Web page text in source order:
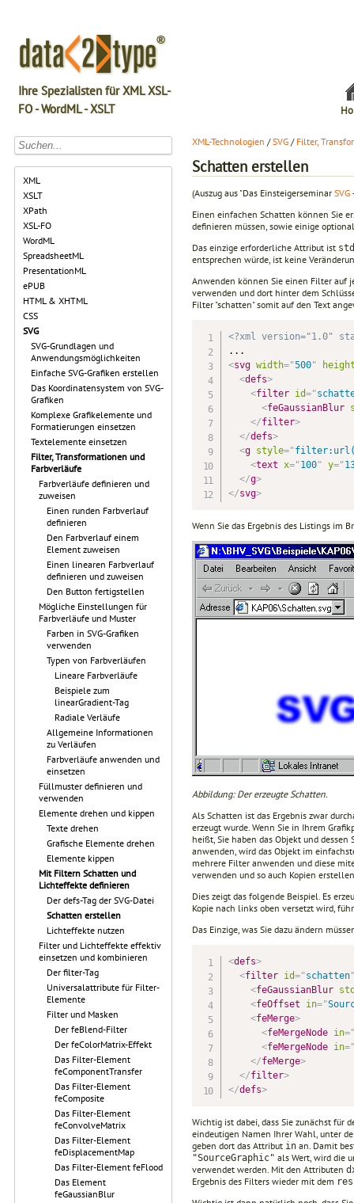
Ihre Spezialisten für XML XSL-
FO - WordML - XSLT
XML
XSLT
XPath
XSL-FO
WordML
SpreadsheetML
PresentationML
ePUB
HTML & XHTML
CSS
SVG
SVG-Grundlagen und
Anwendungsmöglichkeiten
Einfache SVG-Grafiken erstellen
Das Koordinatensystem von SVG-
Grafiken
Komplexe Grafikelemente und
Formatierungen einsetzen
Textelemente einsetzen
Filter, Transformationen und
Farbverläufe
Farbverläufe definieren und
zuweisen
Einen runden Farbverlauf
definieren
Den Farbverlauf einem
Element zuweisen
Einen linearen Farbverlauf
definieren und zuweisen
Den Button fertigstellen
Mögliche Einstellungen für
Farbverläufe und Muster
Farben in SVG-Grafiken
verwenden
Typen von Farbverläufen
Lineare Farbverläufe
Beispiele zum
linearGradient-Tag
Radiale Verläufe
Allgemeine Informationen
zu Verläufen
Farbverläufe anwenden und
einsetzen
Füllmuster definieren und
verwenden
Elemente drehen und kippen
Texte drehen
Grafische Elemente drehen
Elemente kippen
Mit Filtern Schatten und
Lichteffekte definieren
Der defs-Tag der SVG-Datei
Schatten erstellen
Lichteffekte nutzen
Filter und Lichteffekte effektiv
einsetzen und kombinieren
Der filter-Tag
Universalattribute für Filter-
Elemente
Filter und Masken
Der feBlend-Filter
Der feColorMatrix-Effekt
Das Filter-Element
feComponentTransfer
Das Filter-Element
feComposite
Das Filter-Element
feConvolveMatrix
Das Filter-Element
feDisplacementMap
Das Filter-Element feFlood
Das Element
feGaussianBlur
XML-Technologien /SVG / Filter,
Schatten erstellen
(Auszug aus "Das Einsteigerseminar SVG
Einen einfachen Schatten können Sie
definieren müssen, sowie einige
Das einzige erforderliche Attribut ist
entsprechen würde, ist keine
Anwenden können Sie einen Filter auf
verwenden und dort hinter dem
Filter "schatten" somit auf den Text
<?xml version="1.0"
<svg width="500"
<defs>
<filter id="
<feGaussianBlur
</filter>
</defs>
<g style="
<text x="100" y="
</g>
</svg>
Wenn Sie das Ergebnis des Listings im
Abbildung: Der erzeugte Schatten.
Als Schatten ist das Ergebnis zwar
erzeugt wurde. Wenn Sie in Ihrem
heißt, Sie haben das Objekt und
anwenden, wird das Objekt im
mehrere Filter anwenden und diese
verwenden und so auch Kopien
Dies zeigt das folgende Beispiel. Es
Kopie nach links oben versetzt wird,
Das Einzige, was Sie dazu ändern
<defs>
<filter id="schatten
<feGaussianBlur
<feOffset in="
<feMerge>
<feMergeNode in=
<feMergeNode in=
</feMerge>
</filter>
</defs>
Wichtig ist dabei, dass Sie zunächst für
eindeutigen Namen Ihrer Wahl, unter
geben dort das Attribut in an. Damit
"SourceGraphic" als Wert, wird die
verwendet werden. Mit den Attributen
Ergebnis des Filters wieder mit dem